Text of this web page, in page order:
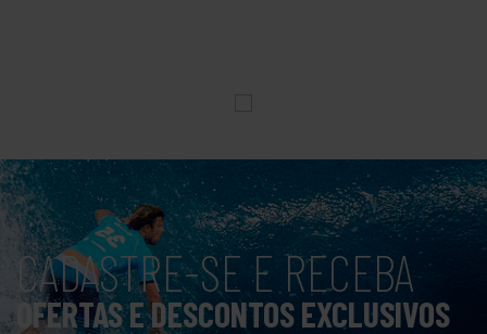
CADASTRE-SE E RECEBA
OFERTAS E DESCONTOS EXCLUSIVOS